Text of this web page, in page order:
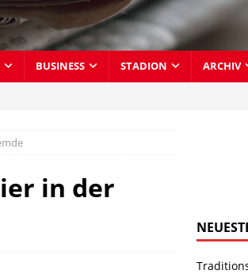
BUSINESS STADION ARCHIV
in der